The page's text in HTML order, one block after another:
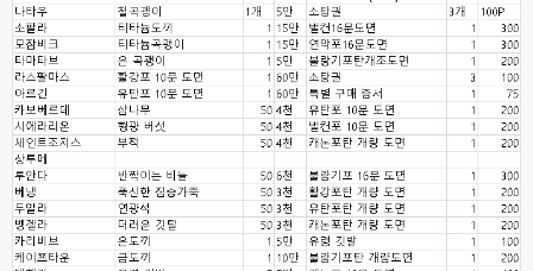
고게임77 00:08
xe도 그래도 계속 비공식 패치 간혹 올라오긴 하던데요 아직까지
esils 00:08
8버전쪽은 아에 지원을 안하니깐 .. 용량도 용량이고 ;;
esils
xe3 같은경우엔 또 xe1하고 틀려서 적응안되서 갔다버린 하핫 ;;
고게임77 00:10
ㅋㅋㅋ 다 똑같은거같네여. 저도 xe3 가따가 하루만에 다시왔었는데